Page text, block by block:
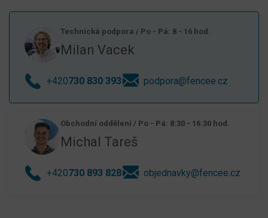
Technická podpora / Po - Pá: 8 - 16 hod.
Milan Vacek
+420730 830 393 podpora@fencee.cz
Obchodní oddělení / Po - Pá: 8:30 - 16:30 hod.
Michal Tareš
+420730 893 828 objednavky@fencee.cz